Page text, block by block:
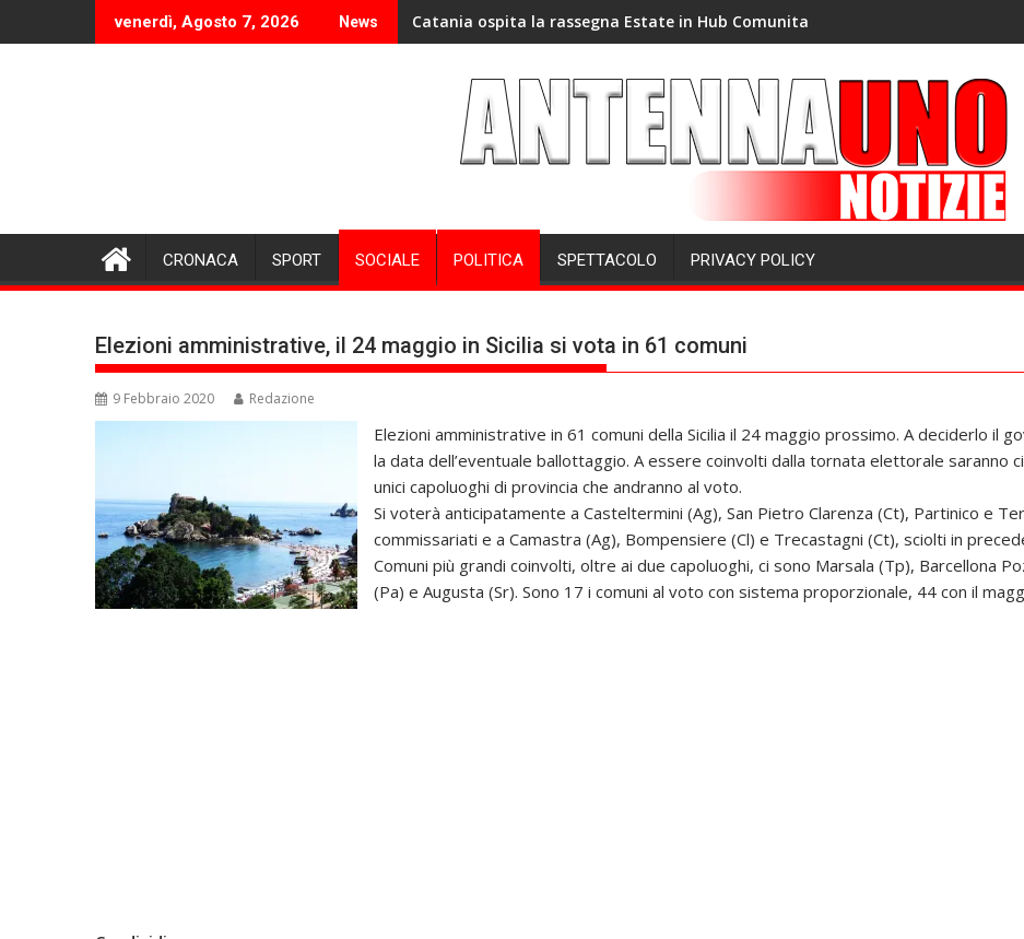
to
venerdì, Agosto 7, 2026 News Catania ospita la rassegna Estate in Hub Comunita
CRONACA SPORT SOCIALE POLITICA SPETTACOLO PRIVACY POLICY
Elezioni amministrative, il 24 maggio in Sicilia si vota in 61 comuni
9 Febbraio 2020 Redazione
Elezioni amministrative in 61 comuni della Sicilia il 24 maggio prossimo. A deciderlo il
la data dell’eventuale ballottaggio. A essere coinvolti dalla tornata elettorale saranno
unici capoluoghi di provincia che andranno al voto.
Si voterà anticipatamente a Casteltermini (Ag), San Pietro Clarenza (Ct), Partinico e
commissariati e a Camastra (Ag), Bompensiere (Cl) e Trecastagni (Ct), sciolti in
Comuni più grandi coinvolti, oltre ai due capoluoghi, ci sono Marsala (Tp), Barcellona
(Pa) e Augusta (Sr). Sono 17 i comuni al voto con sistema proporzionale, 44 con il